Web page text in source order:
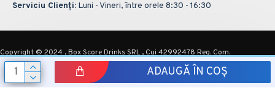
ADAUGĂ ÎN COȘ
Serviciu Clienți: Luni - Vineri, între orele 8:30 - 16:30
Copyright © 2024 , Box Score Drinks SRL , Cui 42992478 Reg. Com.
J23/3892/2020